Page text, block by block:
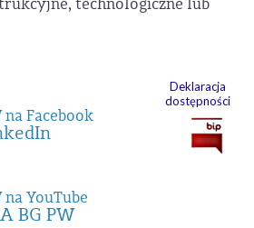
technologiczne lub
Facebook
YouTube
BG PW
Deklaracja
dostępności